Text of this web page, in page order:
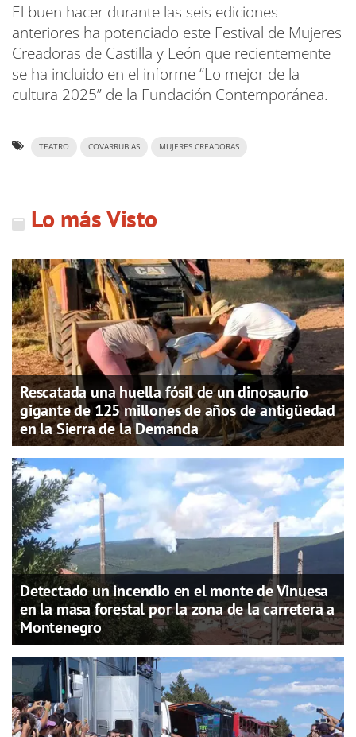
El buen hacer durante las seis ediciones
anteriores ha potenciado este Festival de Mujeres
Creadoras de Castilla y León que recientemente
se ha incluido en el informe “Lo mejor de la
cultura 2025” de la Fundación Contemporánea.
TEATRO COVARRUBIAS MUJERES CREADORAS
Lo más Visto
Rescatada una huella fósil de un dinosaurio
gigante de 125 millones de años de antigüedad
en la Sierra de la Demanda
Detectado un incendio en el monte de Vinuesa
en la masa forestal por la zona de la carretera a
Montenegro